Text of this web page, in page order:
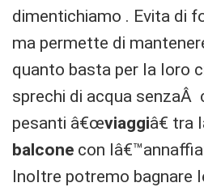
dimentichiamo . Evita di
ma permette di
quanto basta per la loro
sprechi di acqua senzaÂ
pesanti â€œviaggiâ€ tra
balcone con
Inoltre potremo bagnare